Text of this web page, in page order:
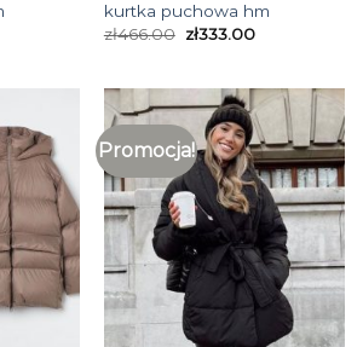
kurtka puchowa hm
zł466.00 zł333.00
Promocja!